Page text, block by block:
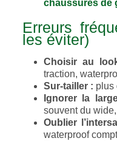
chaussures de
Erreurs
les éviter)
Choisir au
traction,
Sur-tailler : plus
Ignorer la
souvent du
Oublier
waterproof